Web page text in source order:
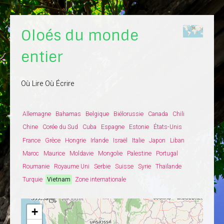
Oloés du monde
entier
Où Lire Où Écrire
Allemagne Bahamas Belgique Biélorussie Canada
Chili
Chine
Corée du Sud Cuba Espagne Estonie
États-Unis
France
Grèce Hongrie Irlande Israël Italie Japon
Liban
Maroc
Maurice Moldavie Mongolie Palestine
Portugal
Roumanie
Royaume Uni Serbie Suisse Syrie
Thaïlande
Turquie
Vietnam Zone internationale
+